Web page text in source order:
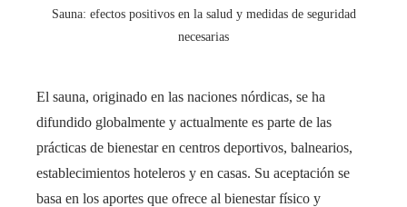
Sauna: efectos positivos en la salud y medidas de seguridad
necesarias
El sauna, originado en las naciones nórdicas, se ha
difundido globalmente y actualmente es parte de las
prácticas de bienestar en centros deportivos, balnearios,
establecimientos hoteleros y en casas. Su aceptación se
basa en los aportes que ofrece al bienestar físico y